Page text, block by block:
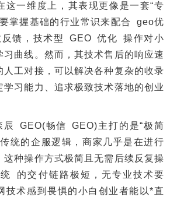
一维度上，其表现更像是一套“专
掌握基础的行业常识来配合 geo优
馈，技术型 GEO 优化 操作对小
习曲线。然而，其技术售后的响应速
人工对接，可以解决各种复杂的收录
学习能力、追求极致技术落地的创业
GEO(畅信 GEO)主打的是“极简
统的企服逻辑，商家几乎是在进行
这种操作方式极简且无需后续反复操
的交付链路极短，无专业技术要
技术感到畏惧的小白创业者能以*直